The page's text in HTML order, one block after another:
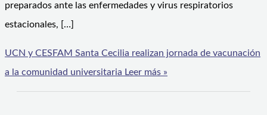
preparados ante las enfermedades y virus respiratorios
estacionales, […]
UCN y CESFAM Santa Cecilia realizan jornada de vacunación
a la comunidad universitaria Leer más »